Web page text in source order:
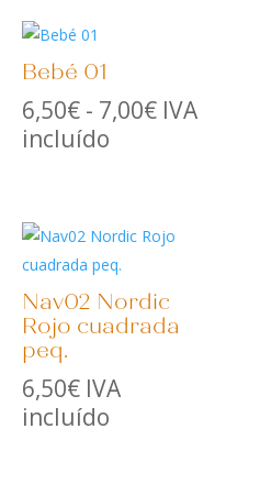
Bebé 01
6,50€ - 7,00€Rango
6,50€
hasta
IVA
incluído
Nav02 Nordic
Rojo cuadrada
peq.
6,50€ IVA
incluído